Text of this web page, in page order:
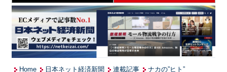
Home 日本ネット経済新聞 連載記事
ナカの”ヒト”